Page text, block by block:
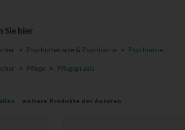
Sie hier
> Psychotherapie & Psychiatrie > Psychiatrie
> Pflege > Pflegepraxis
weitere Produkte der Autoren